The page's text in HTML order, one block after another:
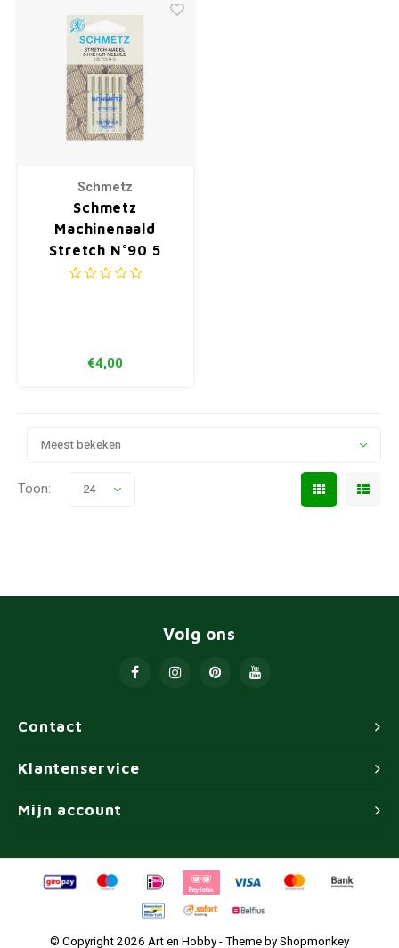
Schmetz
Schmetz
Machinenaald
Stretch N°90 5
stuks 90-14
€4,00
Meest bekeken
Toon: 24
Contact
Volg ons
Klantenservice
Mijn account
© Copyright 2026 Art en Hobby - Theme byShopmonkey